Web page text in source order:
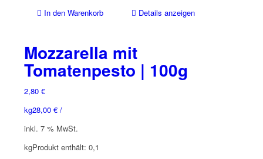
In den Warenkorb
Details anzeigen
Mozzarella mit
Tomatenpesto | 100g
2,80 €
28,00 €/
kg
inkl. 7 % MwSt.
Produkt enthält: 0,1
kg